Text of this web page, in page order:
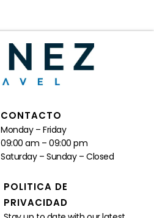
CONTACTO
Monday – Friday
09:00 am – 09:00 pm
Saturday – Sunday – Closed
POLITICA DE
PRIVACIDAD